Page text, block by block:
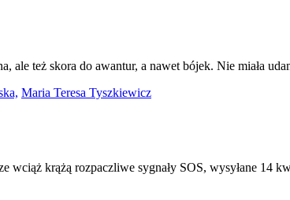
ale też skora do awantur, a nawet bójek. Nie miała
Maria Teresa Tyszkiewicz
krążą rozpaczliwe sygnały SOS, wysyłane 14